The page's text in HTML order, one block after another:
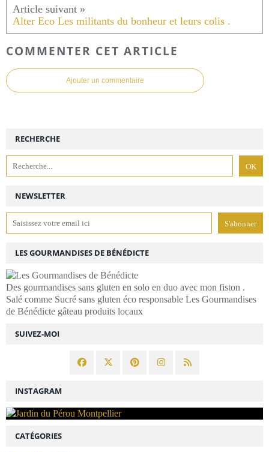
Alter Eco Les militants du bonheur et leurs colis .
COMMENTER CET ARTICLE
Ajouter un commentaire
NEWSLETTER
SUIVEZ-MOI
RECHERCHE
LES GOURMANDISES DE BÉNÉDICTE
Des gourmandises sans gluten en solo en duo avec mon fiston .
Salé comme Sucré sans gluten éco responsable Les Gourmandises
de Bénédicte gâteau produits locaux
INSTAGRAM
CATÉGORIES